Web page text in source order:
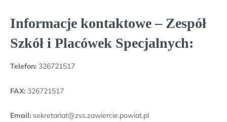
Informacje kontaktowe – Zespół
Szkół i Placówek Specjalnych:
Telefon: 326721517
FAX: 326721517
Email: sekretariat@zss.zawiercie.powiat.pl